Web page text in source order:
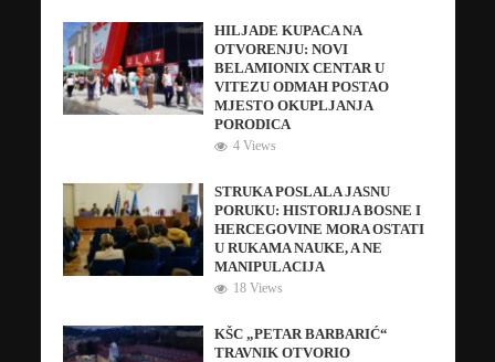
HILJADE KUPACA NA
OTVORENJU: NOVI
BELAMIONIX CENTAR U
VITEZU ODMAH POSTAO
MJESTO OKUPLJANJA
PORODICA
4 Views
STRUKA POSLALA JASNU
PORUKU: HISTORIJA BOSNE I
HERCEGOVINE MORA OSTATI
U RUKAMA NAUKE, A NE
MANIPULACIJA
18 Views
KŠC „PETAR BARBARIĆ“
TRAVNIK OTVORIO